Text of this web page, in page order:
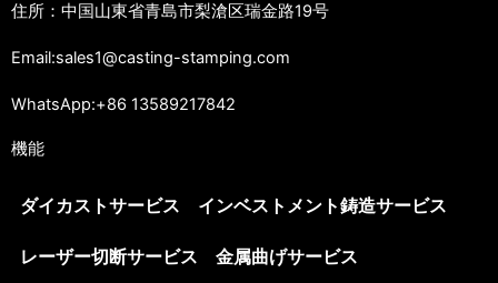
住所：中国山東省青島市梨滄区瑞金路19号
Email:sales1@casting-stamping.com
WhatsApp:+86 13589217842
機能
ダイカストサービス インベストメント鋳造サービス
レーザー切断サービス 金属曲げサービス